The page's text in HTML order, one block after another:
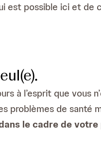
possible ici et de
à l’esprit que vous
problèmes de santé
le cadre de votre